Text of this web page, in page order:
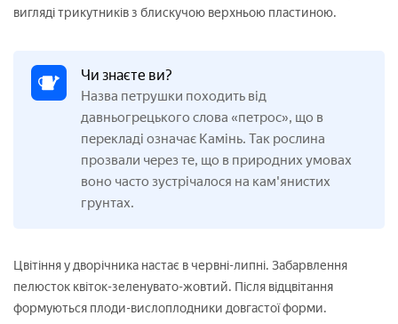
вигляді трикутників з блискучою верхньою пластиною.
Чи знаєте ви?
Назва петрушки походить від
давньогрецького слова «петрос», що в
перекладі означає Камінь. Так рослина
прозвали через те, що в природних умовах
воно часто зустрічалося на кам'янистих
грунтах.
Цвітіння у дворічника настає в червні-липні. Забарвлення
пелюсток квіток-зеленувато-жовтий. Після відцвітання
формуються плоди-вислоплодники довгастої форми.